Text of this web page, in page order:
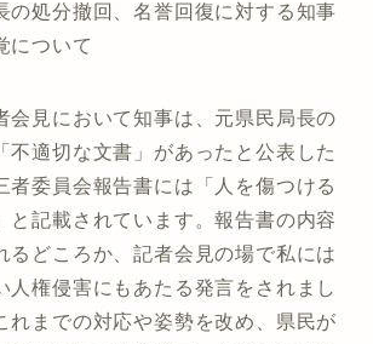
の処分撤回、名誉回復に対する知事
について
見において知事は、元県民局長の
不適切な文書」があったと公表した
者委員会報告書には「人を傷つける
と記載されています。報告書の内容
るどころか、記者会見の場で私には
人権侵害にもあたる発言をされまし
れまでの対応や姿勢を改め、県民が